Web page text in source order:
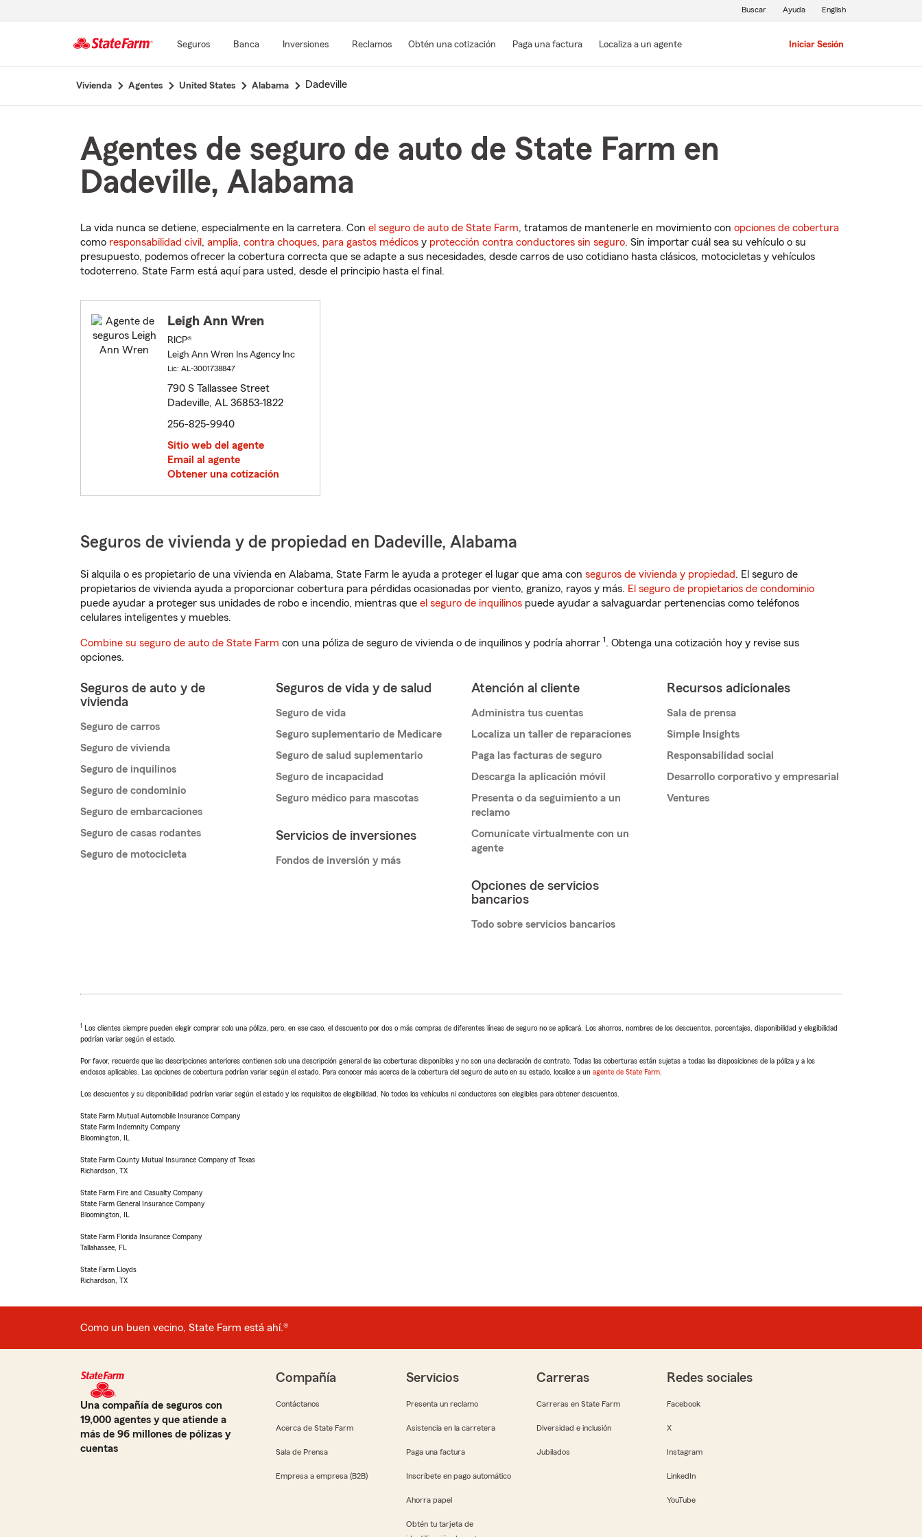
contenido
Seguros Banca Inversiones Reclamos Obtén una cotización Paga una factura Localiza a un agente Iniciar Sesión
Buscar Ayuda English
Vivienda Agentes United States Alabama Dadeville
Agentes de seguro de auto de State Farm en
Dadeville, Alabama
La vida nunca se detiene, especialmente en la carretera. Con el seguro de auto de State Farm, tratamos de mantenerle en movimiento con opciones de cobertura
como responsabilidad civil , amplia, contra choques, para gastos médicos y protección contra conductores sin seguro. Sin importar cuál sea su vehículo o su
presupuesto, podemos ofrecer la cobertura correcta que se adapte a sus necesidades, desde carros de uso cotidiano hasta clásicos, motocicletas y vehículos
todoterreno. State Farm está aquí para usted, desde el principio hasta el final.
Leigh Ann Wren
RICP®
Leigh Ann Wren Ins Agency Inc
Lic: AL-3001738847
790 S Tallassee Street
Dadeville, AL 36853-1822
256-825-9940
Sitio web del agente
Email al agente
Obtener una cotización
Seguros de vivienda y de propiedad en Dadeville, Alabama
Si alquila o es propietario de una vivienda en Alabama, State Farm le ayuda a proteger el lugar que ama con seguros de vivienda y propiedad. El seguro de
propietarios de vivienda ayuda a proporcionar cobertura para pérdidas ocasionadas por viento, granizo, rayos y más. El seguro de propietarios de condominio
puede ayudar a proteger sus unidades de robo e incendio, mientras que el seguro de inquilinos puede ayudar a salvaguardar pertenencias como teléfonos
celulares inteligentes y muebles.
Combine su seguro de auto de State Farm con una póliza de seguro de vivienda o de inquilinos y podría ahorrar 1. Obtenga una cotización hoy y revise sus
opciones.
Seguros de auto y de
vivienda
Seguro de carros
Seguro de vivienda
Seguro de inquilinos
Seguro de condominio
Seguro de embarcaciones
Seguro de casas rodantes
Seguro de motocicleta
Seguros de vida y de salud
Seguro de vida
Seguro suplementario de Medicare
Seguro de salud suplementario
Seguro de incapacidad
Seguro médico para mascotas
Servicios de inversiones
Fondos de inversión y más
Atención al cliente
Administra tus cuentas
Localiza un taller de reparaciones
Paga las facturas de seguro
Descarga la aplicación móvil
Presenta o da seguimiento a un
reclamo
Comunícate virtualmente con un
agente
Opciones de servicios
bancarios
Todo sobre servicios bancarios
Recursos adicionales
Sala de prensa
Simple Insights
Responsabilidad social
Desarrollo corporativo y empresarial
Ventures
1 Los clientes siempre pueden elegir comprar solo una póliza, pero, en ese caso, el descuento por dos o más compras de diferentes líneas de seguro no se aplicará. Los ahorros, nombres de los descuentos, porcentajes, disponibilidad y elegibilidad
podrían variar según el estado.
Por favor, recuerde que las descripciones anteriores contienen solo una descripción general de las coberturas disponibles y no son una declaración de contrato. Todas las coberturas están sujetas a todas las disposiciones de la póliza y a los
endosos aplicables. Las opciones de cobertura podrían variar según el estado. Para conocer más acerca de la cobertura del seguro de auto en su estado, localice a un agente de State Farm
Los descuentos y su disponibilidad podrían variar según el estado y los requisitos de elegibilidad. No todos los vehículos ni conductores son elegibles para obtener descuentos.
State Farm Mutual Automobile Insurance Company
State Farm Indemnity Company
Bloomington, IL
State Farm County Mutual Insurance Company of Texas
Richardson, TX
State Farm Fire and Casualty Company
State Farm General Insurance Company
Bloomington, IL
State Farm Florida Insurance Company
Tallahassee, FL
State Farm Lloyds
Richardson, TX
Como un buen vecino, State Farm está ahí.®
Una compañía de seguros con
19,000 agentes y que atiende a
más de 96 millones de pólizas y
cuentas
Compañía
Contáctanos
Acerca de State Farm
Sala de Prensa
Empresa a empresa (B2B)
Servicios
Presenta un reclamo
Asistencia en la carretera
Paga una factura
Inscríbete en pago automático
Ahorra papel
Obtén tu tarjeta de
Carreras
Carreras en State Farm
Diversidad e inclusión
Jubilados
Redes sociales
Facebook
X
Instagram
LinkedIn
YouTube